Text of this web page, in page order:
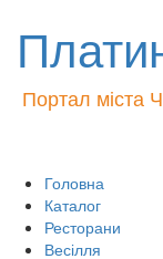
Портал міста
Головна
Каталог
Ресторани
Весілля